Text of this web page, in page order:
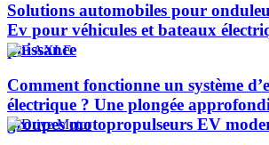
Solutions automobiles pour
Ev pour véhicules et bateaux
puissance
Comment fonctionne un système
électrique ? Une plongée
groupes motopropulseurs EV